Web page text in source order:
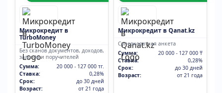
Микрокредит в
TurboMoney
Без сканов документов, доходов,
залогов и поручителей
Сумма:
20 000 - 127 000 тг.
Ставка:
0,28%
Срок:
до 30 дней
Возраст:
от 21 года
Микрокредит в Qanat.kz
Суперкороткая анкета
Сумма:
20 000 - 127 000 ₸
Ставка:
0,28%
Срок:
до 30 дней
Возраст:
от 21 года